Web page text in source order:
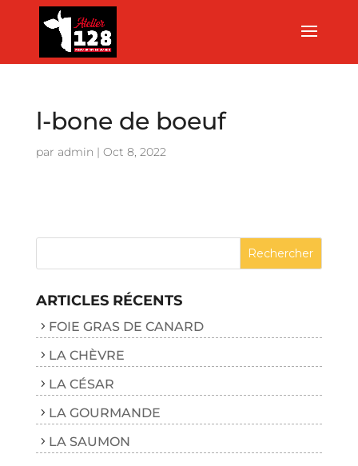
l-bone de boeuf
par admin | Oct 8, 2022
ARTICLES RÉCENTS
FOIE GRAS DE CANARD
LA CHÈVRE
LA CÉSAR
LA GOURMANDE
LA SAUMON